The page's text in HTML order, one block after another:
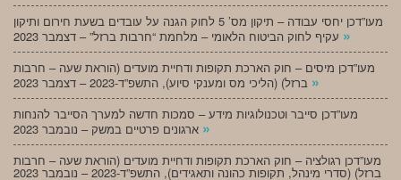
מעו”דכן יחסי עבודה – תיקון מס’ 5 לחוק הגנה על עובדים בשעת חירום ותיקון
»
מעו”דכן מיסים – חוק הארכת תקופות ודחיית מועדים (הוראת שעה – חרבות
»
מעו”דכן סייבר וטכנולוגיות מידע – סמכות חדשה למערך הסייבר להנחות
»
מעו”דכן רגולציה – חוק הארכת תקופות ודחיית מועדים (הוראת שעה – חרבות
ברזל) (סדרי מינהל, תקופות כהונה ותאגידים), התשפ”ד-2023 – נובמבר 2023